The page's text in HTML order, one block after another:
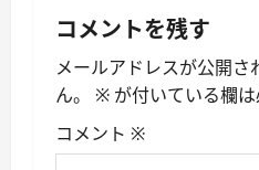
ー
シ
ョ
コメントを残す
メールアドレスが公開さ
ん。
※ が付いている欄
コメント ※